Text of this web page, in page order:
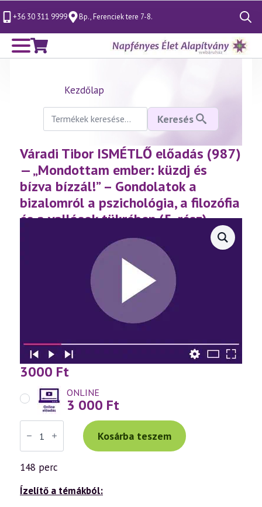
+36 30 311 9999 Bp., Ferenciek tere 7-8.
Search
for:
Kezdőlap
Keresés
következőre:
Keresés
Váradi Tibor ISMÉTLŐ előadás (987)
— „Mondottam ember: küzdj és
bízva bízzál!” – Gondolatok a
bizalomról a pszichológia, a filozófia
és a vallások tükrében (5. rész)
3000 Ft
ONLINE
3 000 Ft
Váradi
Tibor
ISMÉTLŐ
előadás
(987)
—
ember:
Kosárba teszem
148 perc
Ízelítő a témákból: